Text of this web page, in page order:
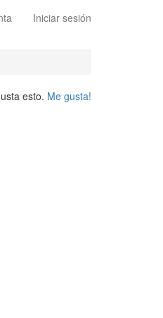
Iniciar sesión
esto. Me gusta!